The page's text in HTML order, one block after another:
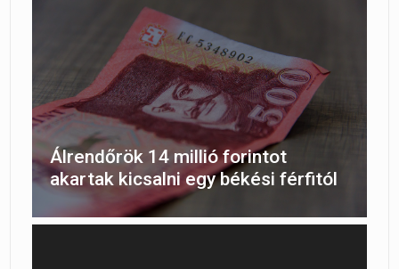
Álrendőrök 14 millió forintot
akartak kicsalni egy békési férfitól